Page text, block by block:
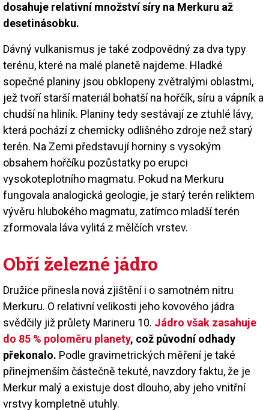
dosahuje relativní množství síry na Merkuru až
desetinásobku.
Dávný vulkanismus je také zodpovědný za dva typy
terénu, které na malé planetě najdeme. Hladké
sopečné planiny jsou obklopeny zvětralými oblastmi,
jež tvoří starší materiál bohatší na hořčík, síru a vápník a
chudší na hliník. Planiny tedy sestávají ze ztuhlé lávy,
která pochází z chemicky odlišného zdroje než starý
terén. Na Zemi představují horniny s vysokým
obsahem hořčíku pozůstatky po erupci
vysokoteplotního magmatu. Pokud na Merkuru
fungovala analogická geologie, je starý terén reliktem
vývěru hlubokého magmatu, zatímco mladší terén
zformovala láva vylitá z mělčích vrstev.
Obří železné jádro
Družice přinesla nová zjištění i o samotném nitru
Merkuru. O relativní velikosti jeho kovového jádra
svědčily již průlety Marineru 10. Jádro však zasahuje
do 85 % poloměru planety, což původní odhady
překonalo. Podle gravimetrických měření je také
přinejmenším částečně tekuté, navzdory faktu, že je
Merkur malý a existuje dost dlouho, aby jeho vnitřní
vrstvy kompletně utuhly.